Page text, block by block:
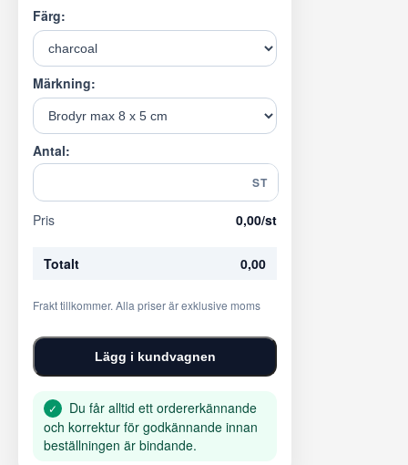
Färg:
Märkning:
Antal:
ST
Pris 0,00/st
Totalt 0,00
Frakt tillkommer. Alla priser är exklusive moms
Lägg i kundvagnen
✓
Du får alltid ett ordererkännande
och korrektur för godkännande innan
beställningen är bindande.